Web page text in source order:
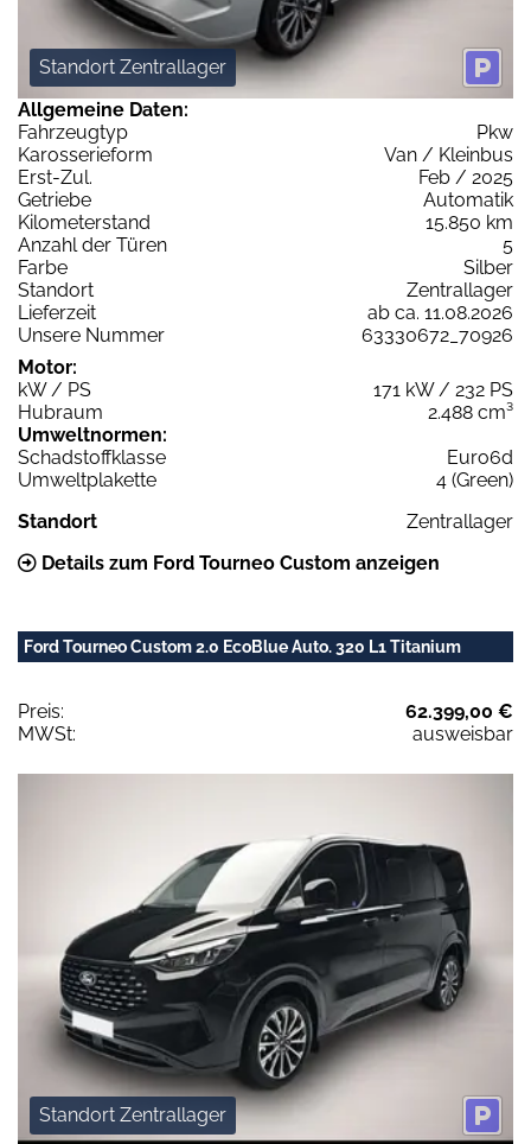
Standort Zentrallager
Allgemeine Daten:
Fahrzeugtyp
Pkw
Karosserieform
Van / Kleinbus
Erst-Zul.
Feb / 2025
Getriebe
Automatik
Kilometerstand
15.850 km
Anzahl der Türen
5
Farbe
Silber
Standort
Zentrallager
Lieferzeit
ab ca. 11.08.2026
Unsere Nummer
63330672_70926
Motor:
kW / PS
171 kW / 232 PS
Hubraum
2.488 cm³
Umweltnormen:
Schadstoffklasse
Euro6d
Umweltplakette
4 (Green)
Standort
Zentrallager
Details zum Ford Tourneo Custom anzeigen
Ford Tourneo Custom 2.0 EcoBlue Auto. 320 L1 Titanium
Preis:
62.399,00 €
MWSt:
ausweisbar
Standort Zentrallager